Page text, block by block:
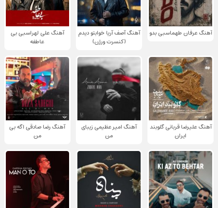
آهنگ عرفان طهماسبی بدو
آهنگ آصف آریا خوابتو دیدم
(کنسرت ورژن)
آهنگ علی لهراسبی بی
عاطفه
آهنگ علیرضا قربانی گلوبند
ایران
آهنگ امیر عظیمی زیبای
من
آهنگ رضا صادقی اگه بی
من